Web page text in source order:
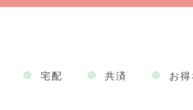
宅配 共済 お
ーパーズコラム『